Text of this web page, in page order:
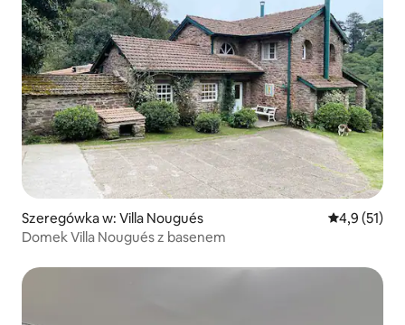
Szeregówka w: Villa Nougués Średnia
4,9 (51)
Domek Villa Nougués z basenem